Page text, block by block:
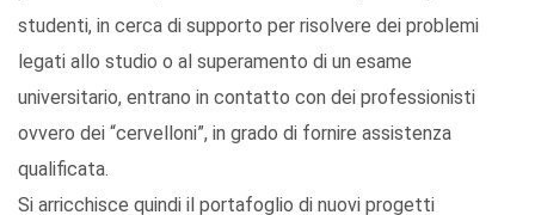
studenti, in cerca di supporto per risolvere dei problemi
legati allo studio o al superamento di un esame
universitario, entrano in contatto con dei professionisti
ovvero dei “cervelloni”, in grado di fornire assistenza
qualificata.
Si arricchisce quindi il portafoglio di nuovi progetti